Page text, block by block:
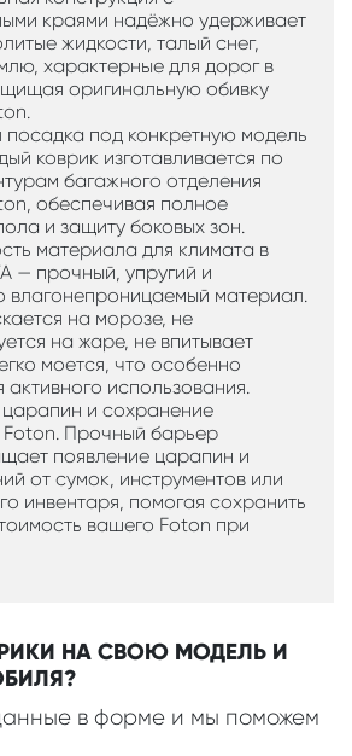
краями надёжно удерживает
жидкости, талый снег,
характерные для дорог в
оригинальную обивку
посадка под конкретную модель
коврик изготавливается по
багажного отделения
обеспечивая полное
и защиту боковых зон.
материала для климата в
— прочный, упругий и
влагонепроницаемый материал.
на морозе, не
на жаре, не впитывает
моется, что особенно
активного использования.
и сохранение
Foton. Прочный барьер
появление царапин и
от сумок, инструментов или
инвентаря, помогая сохранить
вашего Foton при
НА СВОЮ МОДЕЛЬ И
в форме и мы поможем